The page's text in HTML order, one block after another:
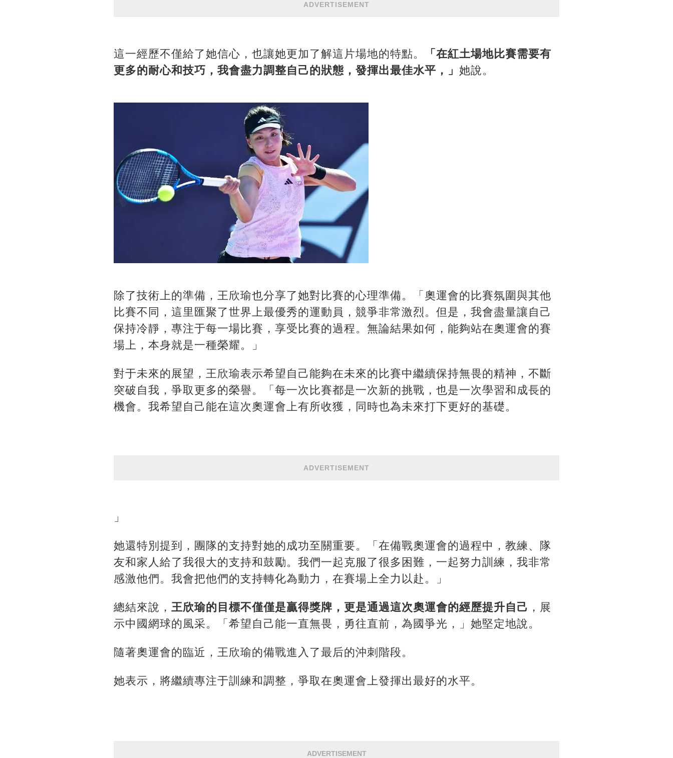
ADVERTISEMENT
這一經歷不僅給了她信心，也讓她更加了解這片場地的特點。
「在紅土場地比賽需要有
更多的耐心和技巧，我會盡力調整自己的狀態，發揮出最佳水平，」 她說。
除了技術上的準備，王欣瑜也分享了她對比賽的心理準備。「奧運會的比賽氛圍與其他
比賽不同，這里匯聚了世界上最優秀的運動員，競爭非常激烈。但是，我會盡量讓自己
保持冷靜，專注于每一場比賽，享受比賽的過程。無論結果如何，能夠站在奧運會的賽
場上，本身就是一種榮耀。」
對于未來的展望，王欣瑜表示希望自己能夠在未來的比賽中繼續保持無畏的精神，不斷
突破自我，爭取更多的榮譽。「每一次比賽都是一次新的挑戰，也是一次學習和成長的
機會。我希望自己能在這次奧運會上有所收獲，同時也為未來打下更好的基礎。
ADVERTISEMENT
」
她還特別提到，團隊的支持對她的成功至關重要。「在備戰奧運會的過程中，教練、隊
友和家人給了我很大的支持和鼓勵。我們一起克服了很多困難，一起努力訓練，我非常
感激他們。我會把他們的支持轉化為動力，在賽場上全力以赴。」
總結來說， 王欣瑜的目標不僅僅是贏得獎牌，更是通過這次奧運會的經歷提升自己 ，展
示中國網球的風采。「希望自己能一直無畏，勇往直前，為國爭光，」她堅定地說。
隨著奧運會的臨近，王欣瑜的備戰進入了最后的沖刺階段。
她表示，將繼續專注于訓練和調整，爭取在奧運會上發揮出最好的水平。
ADVERTISEMENT